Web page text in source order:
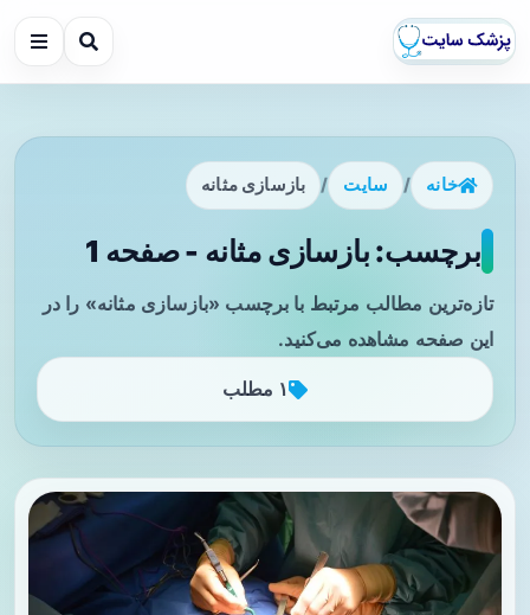
خانه / سایت / بازسازی مثانه
برچسب: بازسازی مثانه - صفحه 1
تازه‌ترین مطالب مرتبط با برچسب «بازسازی مثانه» را در
این صفحه مشاهده می‌کنید.
۱ مطلب